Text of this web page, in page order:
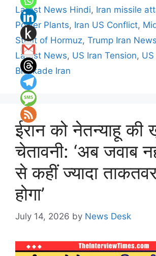
Latest News Hindi, Iran missile
Power Plants, Iran US Conflict,
Strait of Hormuz, Trump Iran News
Latest News, US Iran Tension,
Blockade Iran
ईरान को नेतन्याहू की
चेतावनी: ‘अब जवाब
से कहीं ज्यादा
होगा’
July 14, 2026 by News Desk